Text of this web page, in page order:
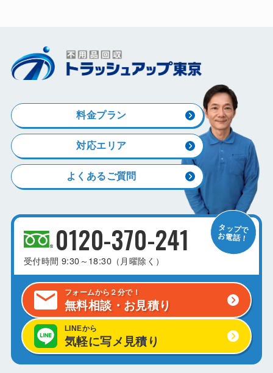
料金プラン
対応エリア
よくあるご質問
0120-370-241
受付時間 9:30～18:30（月曜除く）
フォームから２分で！
無料相談・お見積り
LINEから
気軽に写メ見積り